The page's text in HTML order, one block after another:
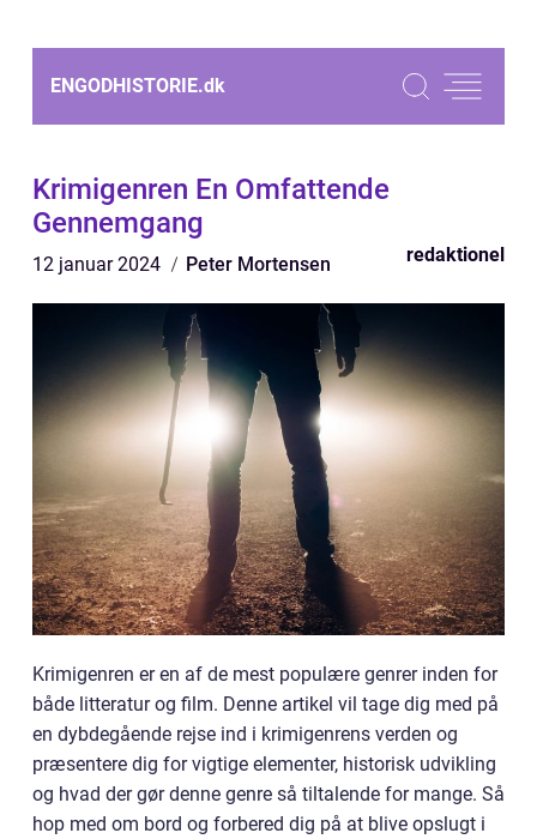
ENGODHISTORIE.dk
Krimigenren En Omfattende
Gennemgang
12 januar 2024 Peter Mortensen redaktionel
Krimigenren er en af de mest populære genrer inden for
både litteratur og film. Denne artikel vil tage dig med på
en dybdegående rejse ind i krimigenrens verden og
præsentere dig for vigtige elementer, historisk udvikling
og hvad der gør denne genre så tiltalende for mange. Så
hop med om bord og forbered dig på at blive opslugt i